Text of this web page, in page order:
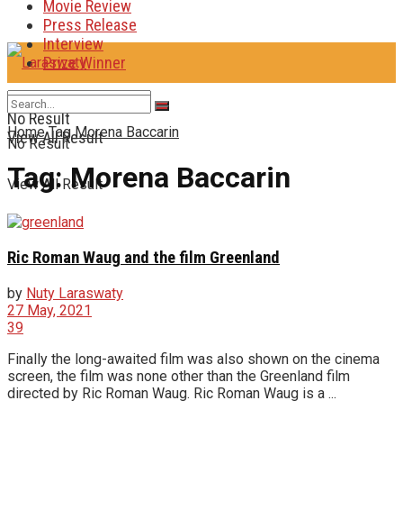
Movie Review
Press Release
Interview
Prize Winner
No Result
View All Result
No Result
View All Result
Home Tag Morena Baccarin
Tag:Morena Baccarin
Ric Roman Waug and the film Greenland
by Nuty Laraswaty
27 May, 2021
39
Finally the long-awaited film was also shown on the cinema
screen, the film was none other than the Greenland film
directed by Ric Roman Waug. Ric Roman Waug is a ...